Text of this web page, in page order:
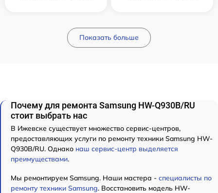
Показать больше
Почему для ремонта Samsung HW-Q930B/RU
стоит выбрать нас
В Ижевске существует множество сервис-центров,
предоставляющих услуги по ремонту техники Samsung HW-
Q930B/RU. Однако наш сервис-центр выделяется
преимуществами.
Мы ремонтируем Samsung. Наши мастера - специалисты по
ремонту техники Samsung. Восстановить модель HW-